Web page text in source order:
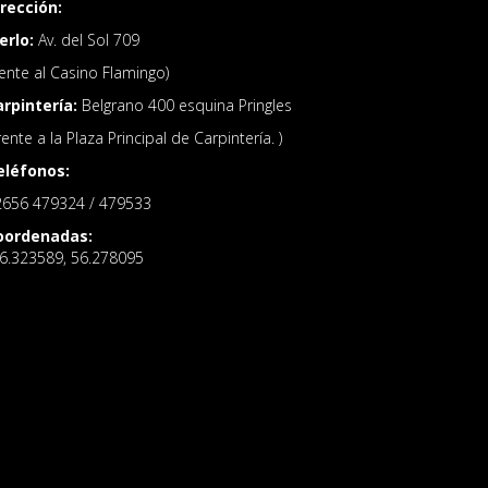
Av. del Sol 709
al Casino Flamingo)
Belgrano 400 esquina Pringles
a la Plaza Principal de Carpintería. )
479324 / 479533
56.278095